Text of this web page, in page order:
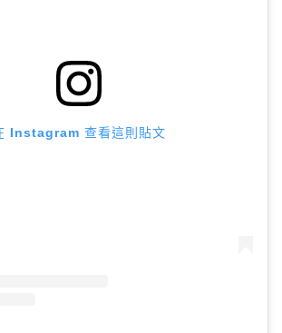
Instagram 查看這則貼文